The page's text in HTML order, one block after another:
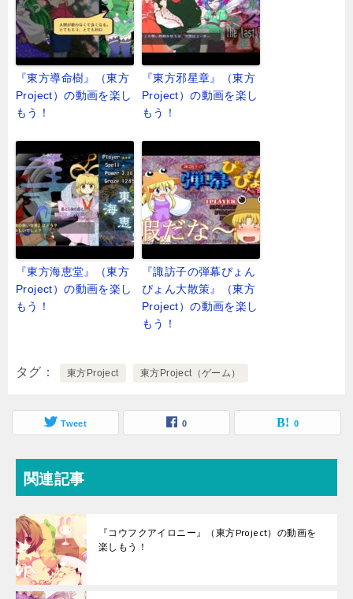
『東方導命樹』（東方
Project）の動画を楽し
もう！
『東方邪星章』（東方
Project）の動画を楽し
もう！
『東方海恵堂』（東方
Project）の動画を楽し
もう！
『諏訪子の弾幕ぴょん
ぴょん大散策』（東方
Project）の動画を楽し
もう！
タグ 東方Project 東方Project（ゲーム）
Tweet 0 0
関連記事
『コウフクアイロニー』（東方Project）の動画を
楽しもう！